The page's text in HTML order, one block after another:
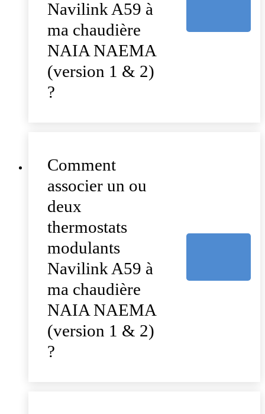
Navilink A59 à
ma chaudière
NAIA NAEMA
(version 1 & 2)
?
Comment
associer un ou
deux
thermostats
modulants
Navilink A59 à
ma chaudière
NAIA NAEMA
(version 1 & 2)
?